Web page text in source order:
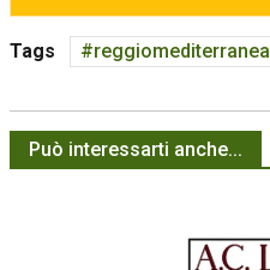
Tags reggiomediterranea
Può interessarti anche...